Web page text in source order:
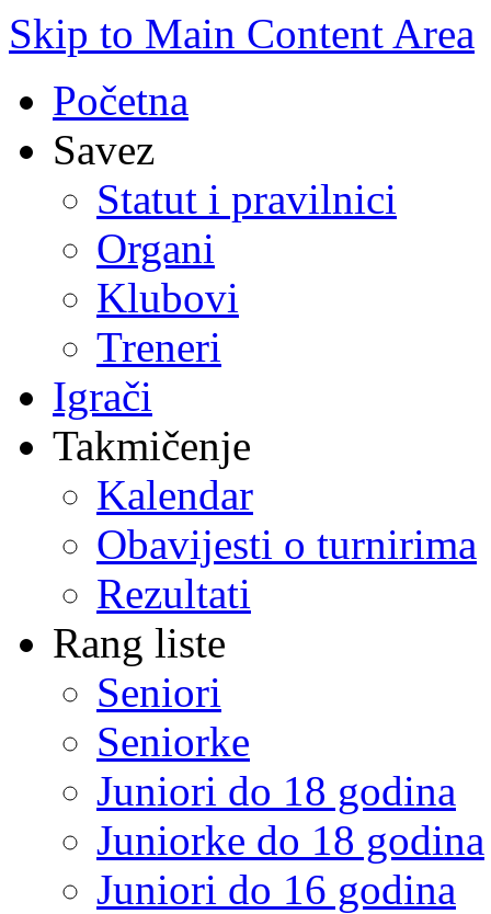
Skip to Main Content Area
Početna
Savez
Statut i pravilnici
Organi
Klubovi
Treneri
Igrači
Takmičenje
Kalendar
Obavijesti o turnirima
Rezultati
Rang liste
Seniori
Seniorke
Juniori do 18 godina
Juniorke do 18 godina
Juniori do 16 godina